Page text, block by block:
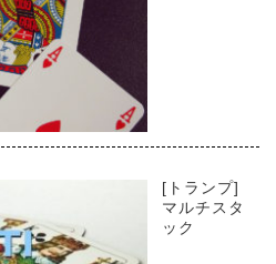
[トランプ]
マルチスタ
ック